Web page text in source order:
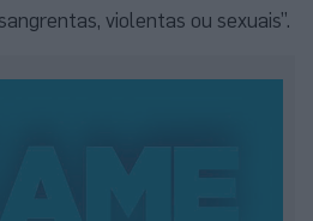
violentas ou sexuais”.